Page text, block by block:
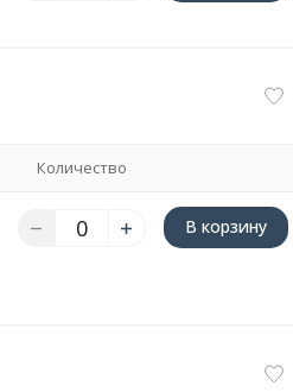
Количество
В корзину